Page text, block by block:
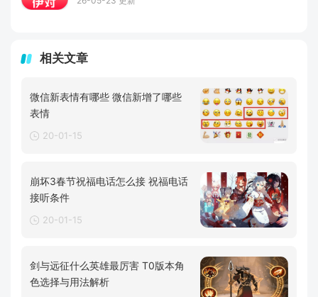
相关文章
微信新表情有哪些 微信新增了哪些
表情
20-01-15
崩坏3春节祝福电话怎么接 祝福电话
接听条件
20-01-15
剑与远征什么英雄最厉害 T0版本角
色选择与用法解析